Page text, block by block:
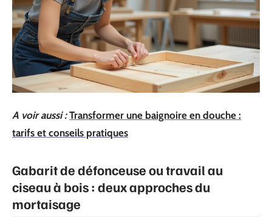
A voir aussi : Transformer une baignoire en douche :
tarifs et conseils pratiques
Gabarit de défonceuse ou travail au
ciseau à bois : deux approches du
mortaisage